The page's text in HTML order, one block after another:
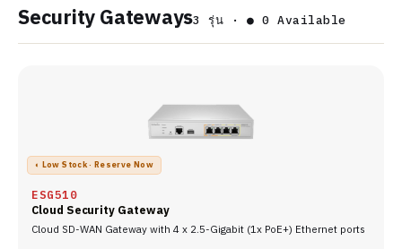
Security Gateways3 รุ่น · ● 0 Available
◐ Low Stock · Reserve Now
ESG510
Cloud Security Gateway
Cloud SD-WAN Gateway with 4 x 2.5-Gigabit (1x PoE+) Ethernet ports